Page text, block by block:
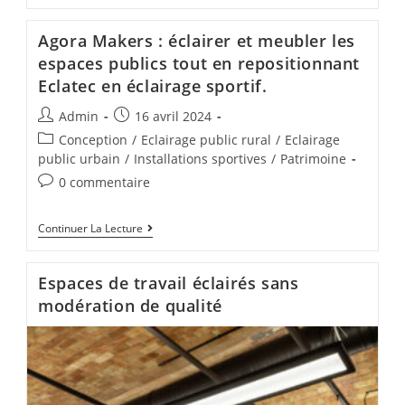
Agora Makers : éclairer et meubler les
espaces publics tout en repositionnant
Eclatec en éclairage sportif.
Admin
16 avril 2024
Conception / Eclairage public rural / Eclairage
public urbain / Installations sportives / Patrimoine
0 commentaire
Continuer La Lecture
Espaces de travail éclairés sans
modération de qualité